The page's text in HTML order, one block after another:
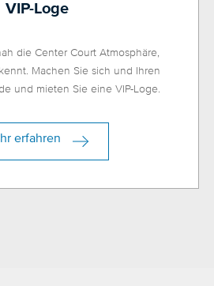
VIP-Loge
die Center Court Atmosphäre,
Machen Sie sich und Ihren
und mieten Sie eine VIP-Loge.
erfahren